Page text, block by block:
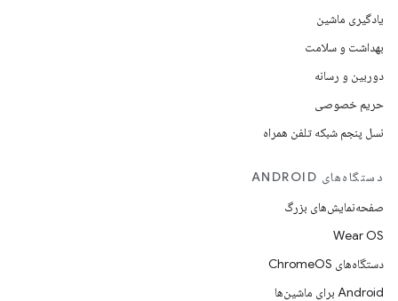
یادگیری ماشین
بهداشت و سلامت
دوربین و رسانه
حریم خصوصی
نسل پنجم شبکه تلفن همراه
دستگاه‌های ANDROID
صفحه‌نمایش‌های بزرگ
Wear OS
دستگاه‌های ChromeOS
Android برای ماشین‌ها